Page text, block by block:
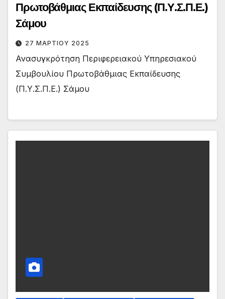
Πρωτοβάθμιας Εκπαίδευσης (Π.Υ.Σ.Π.Ε.)
Σάμου
27 ΜΑΡΤΊΟΥ 2025
Ανασυγκρότηση Περιφερειακού Υπηρεσιακού
Συμβουλίου Πρωτοβάθμιας Εκπαίδευσης
(Π.Υ.Σ.Π.Ε.) Σάμου